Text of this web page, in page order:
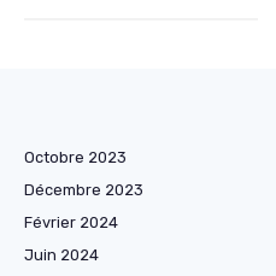
Octobre 2023
Décembre 2023
Février 2024
Juin 2024